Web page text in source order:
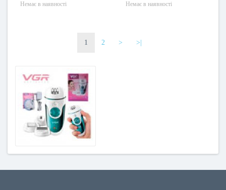
Немає в наявності Немає в наявності
1 2 > >|